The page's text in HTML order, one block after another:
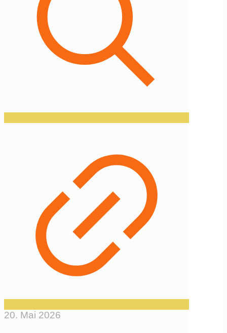
20. Mai 2026